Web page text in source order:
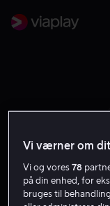
Vi værner om
Vi og vores78
på din enhed, for
bruges til